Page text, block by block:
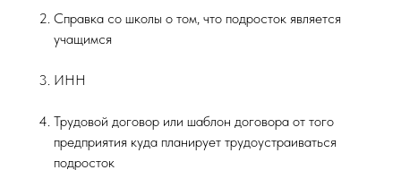
Справка со школы о том, что подросток является
учащимся
ИНН
Трудовой договор или шаблон договора от того
предприятия куда планирует трудоустраиваться
подросток